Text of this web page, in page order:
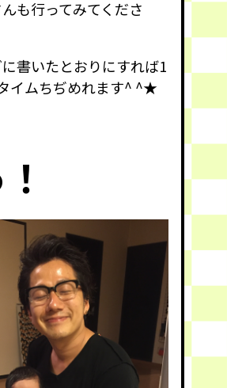
も行ってみてくださ
書いたとおりにすれば1
イムちぢめれます^ ^★